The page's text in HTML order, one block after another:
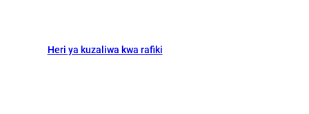
Heri ya kuzaliwa kwa rafiki